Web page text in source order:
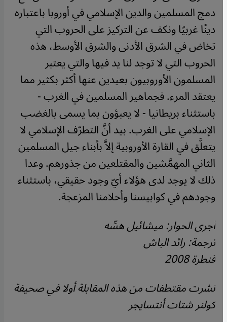
دمج المسلمين والدين الإسلامي في أوروبا باعتباره
دينًا غربيًا ونكف عن التركيز على الحروب التي
تخاض في الشرق الأدنى والشرق الأوسط، هذه
الحروب التي لا توجد لنا يد فيها والتي يعتبر
المسلمون الأوروبيون بعيدين عنها أكثر بكثير مما
يعتقد المرء. فجماهير المسلمين في الغرب -
باستثناء بريطانيا - لا يعبؤون بما يسمى بالغضب
الإسلامي على الغرب. بيد أنَّ التطرّف الإسلامي لا
يتعلَّق في القارة الأوروبية إلاَّ بأبناء جيل المسلمين
الثاني المهمَّشين والمقتلعين من جذورهم. وعدا
ذلك لا يوجد لدى هؤلاء أيّ وجود حقيقي، باستثناء
وجودهم في كوابيسنا وأحلامنا المزعجة.
أجرى الحوار: ميشائيل هسِّه
ترجمة: رائد الباش
قنطرة 2008
نشرت مقتطفات من هذه المقابلة أولا في صحيفة
كولنر شتات أنتسايجر